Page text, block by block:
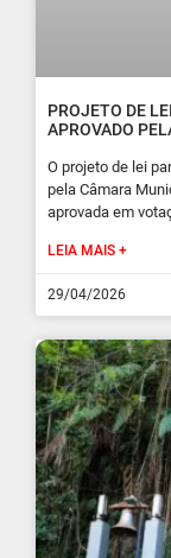
PROJETO DE
APROVADO
O projeto de lei
pela Câmara
aprovada em
LEIA MAIS +
29/04/2026